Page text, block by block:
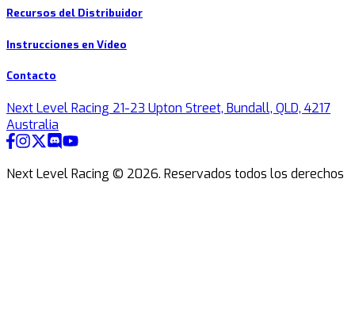
Recursos del Distribuidor
Instrucciones en Vídeo
Contacto
Next Level Racing 21-23 Upton Street, Bundall, QLD, 4217
Australia
Next Level Racing © 2026. Reservados todos los derechos